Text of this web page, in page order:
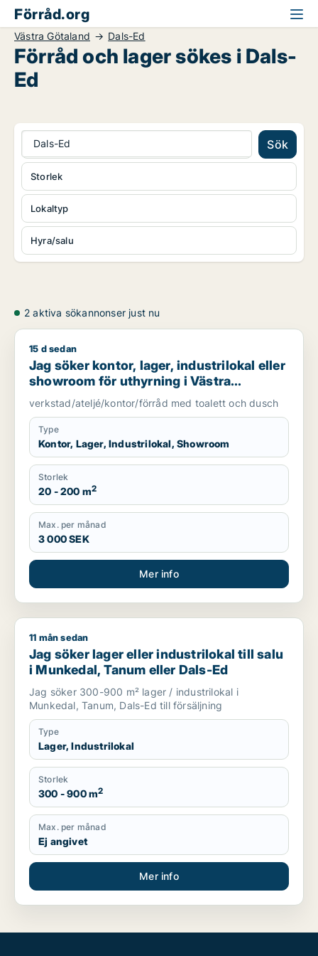
Förråd.org
Västra Götaland Dals-Ed
Förråd och lager sökes i Dals-
Ed
Dals-Ed Sök
Lokaltyp
Hyra/salu
Storlek
2 aktiva sökannonser just nu
Jag söker kontor, lager, industrilokal eller showroom för
15 d sedan
Jag söker kontor, lager, industrilokal eller
showroom för uthyrning i Västra
Götaland
verkstad/ateljé/kontor/förråd med toalett och dusch
Type
Kontor, Lager, Industrilokal, Showroom
Storlek
20 - 200 m2
Max. per månad
3 000 SEK
Mer info
Jag söker lager eller industrilokal till salu i Munkedal, Tanum
11 mån sedan
Jag söker lager eller industrilokal till salu
i Munkedal, Tanum eller Dals-Ed
Jag söker 300-900 m² lager / industrilokal i
Munkedal, Tanum, Dals-Ed till försäljning
Type
Lager, Industrilokal
Storlek
300 - 900 m2
Max. per månad
Ej angivet
Mer info